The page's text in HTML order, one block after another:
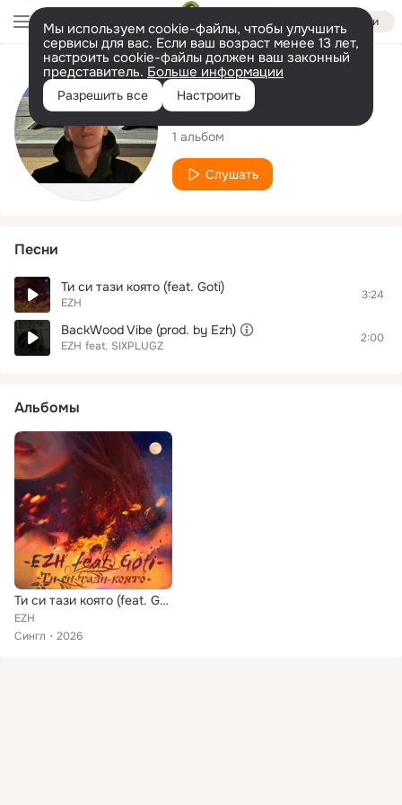
Войти
Мы используем cookie-файлы, чтобы улучшить
сервисы для вас. Если ваш возраст менее 13 лет,
настроить cookie-файлы должен ваш законный
представитель. Больше информации
Разрешить все Настроить
Исполнитель
EZH
1 альбом
Слушать
Песни
Ти си тази която (feat. Goti)
EZH
3:24
BackWood Vibe (prod. by Ezh)
EZH feat. SIXPLUGZ
2:00
Альбомы
Ти си тази която (feat. Goti)
EZH
Сингл
2026